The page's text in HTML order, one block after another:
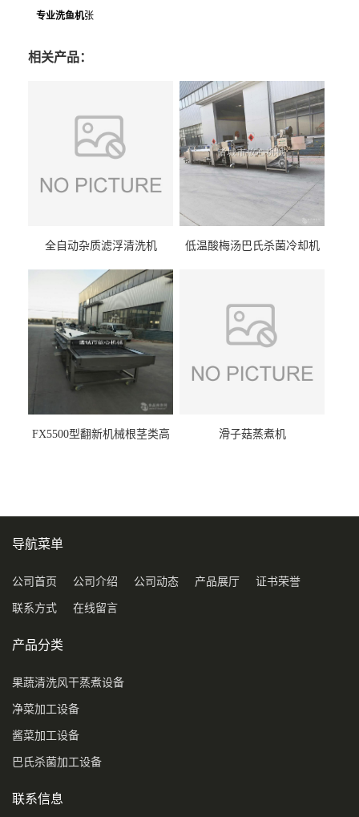
专业洗鱼机张
相关产品：
全自动杂质滤浮清洗机 低温酸梅汤巴氏杀菌冷却机
FX5500型翻新机械根茎类高
滑子菇蒸煮机
导航菜单
公司首页 公司介绍 公司动态 产品展厅 证书荣誉
联系方式 在线留言
产品分类
果蔬清洗风干蒸煮设备
净菜加工设备
酱菜加工设备
巴氏杀菌加工设备
联系信息